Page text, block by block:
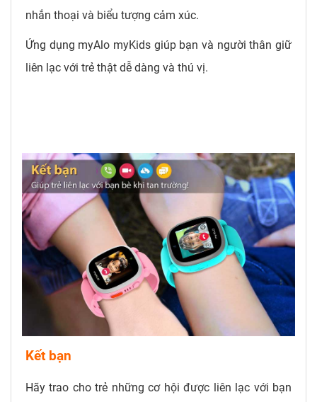
nhắn thoại và biểu tượng cảm xúc.
Ứng dụng myAlo myKids giúp bạn và người thân giữ
liên lạc với trẻ thật dễ dàng và thú vị.
Kết bạn
Hãy trao cho trẻ những cơ hội được liên lạc với bạn